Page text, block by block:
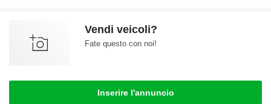
Vendi veicoli?
Fate questo con noi!
Inserire l'annuncio